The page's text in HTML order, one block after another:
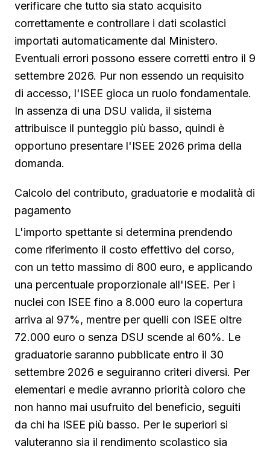
verificare che tutto sia stato acquisito
correttamente e controllare i dati scolastici
importati automaticamente dal Ministero.
Eventuali errori possono essere corretti entro il 9
settembre 2026. Pur non essendo un requisito
di accesso, l'ISEE gioca un ruolo fondamentale.
In assenza di una DSU valida, il sistema
attribuisce il punteggio più basso, quindi è
opportuno presentare l'ISEE 2026 prima della
domanda.
Calcolo del contributo, graduatorie e modalità di
pagamento
L'importo spettante si determina prendendo
come riferimento il costo effettivo del corso,
con un tetto massimo di 800 euro, e applicando
una percentuale proporzionale all'ISEE. Per i
nuclei con ISEE fino a 8.000 euro la copertura
arriva al 97%, mentre per quelli con ISEE oltre
72.000 euro o senza DSU scende al 60%. Le
graduatorie saranno pubblicate entro il 30
settembre 2026 e seguiranno criteri diversi. Per
elementari e medie avranno priorità coloro che
non hanno mai usufruito del beneficio, seguiti
da chi ha ISEE più basso. Per le superiori si
valuteranno sia il rendimento scolastico sia